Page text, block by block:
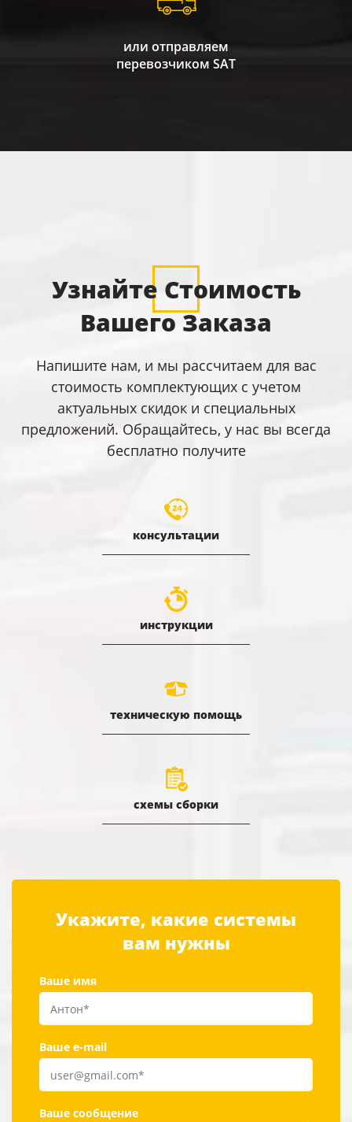
или отправляем
перевозчиком SAT
Узнайте Стоимость
Вашего Заказа
Напишите нам, и мы рассчитаем для вас
стоимость комплектующих с учетом
актуальных скидок и специальных
предложений. Обращайтесь, у нас вы всегда
бесплатно получите
консультации
инструкции
техническую помощь
схемы сборки
Укажите, какие системы
вам нужны
Ваше имя
Ваше e-mail
Ваше сообщение